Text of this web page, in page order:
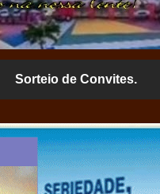
Sorteio de Convites.